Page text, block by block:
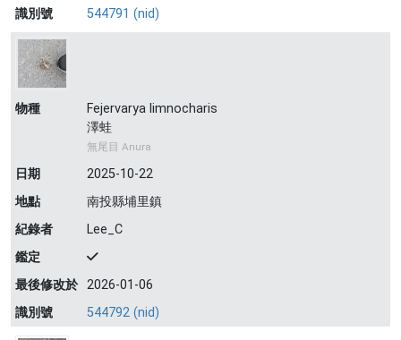
識別號
544791 (nid)
物種
Fejervarya limnocharis
澤蛙
無尾目 Anura
日期
2025-10-22
地點
南投縣埔里鎮
紀錄者
Lee_C
鑑定
最後修改於 2026-01-06
識別號
544792 (nid)